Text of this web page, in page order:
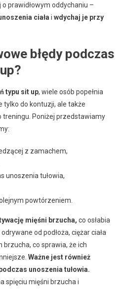
o prawidłowym oddychaniu –
ciałai wdychaj je przy
błędy podczas
typu sit up, wiele osób popełnia
tylko do kontuzji, ale także
treningu. Poniżej przedstawiamy
z zamachem,
unoszenia tułowia,
powtórzeniem.
mięśni brzucha, co osłabia
od podłoża, ciężar ciała
brzucha, co sprawia, że ich
Ważne jest również
unoszenia tułowia.
spięciu mięśni brzucha i